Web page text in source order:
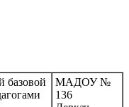
базовой
МАДОУ №
136